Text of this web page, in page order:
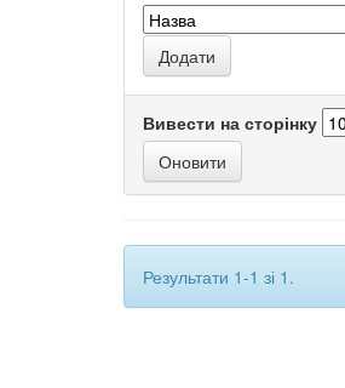
Вивести на сторінку
Результати 1-1 зі 1.